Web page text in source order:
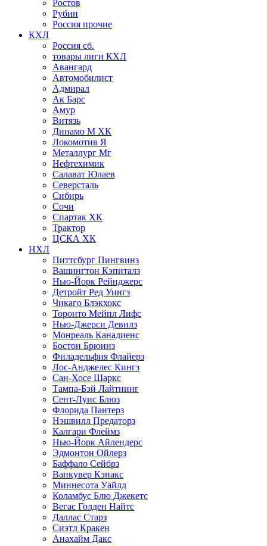
Ростов
Рубин
Россия прочие
КХЛ
Россия сб.
товары лиги КХЛ
Авангард
Автомобилист
Адмирал
Ак Барс
Амур
Витязь
Динамо М ХК
Локомотив Я
Металлург Мг
Нефтехимик
Салават Юлаев
Северсталь
Сибирь
Сочи
Спартак ХК
Трактор
ЦСКА ХК
НХЛ
Питтсбург Пингвинз
Вашингтон Кэпиталз
Нью-Йорк Рейнджерс
Детройт Ред Уингз
Чикаго Блэкхокс
Торонто Мейпл Лифс
Нью-Джерси Девилз
Монреаль Канадиенс
Бостон Брюинз
Филадельфия Флайерз
Лос-Анджелес Кингз
Сан-Хосе Шаркс
Тампа-Бэй Лайтнинг
Сент-Луис Блюз
Флорида Пантерз
Нэшвилл Предаторз
Калгари Флеймз
Нью-Йорк Айлендерс
Эдмонтон Ойлерз
Баффало Сейбрз
Ванкувер Кэнакс
Миннесота Уайлд
Коламбус Блю Джекетс
Вегас Голден Найтс
Даллас Старз
Сиэтл Кракен
Анахайм Дакс